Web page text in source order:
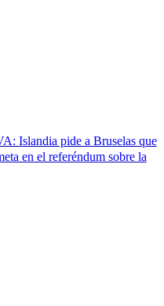
Islandia pide a Bruselas que
en el referéndum sobre la